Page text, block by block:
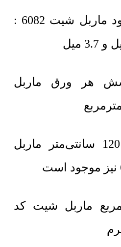
ضخامت موجود ماربل شیت 6082 :
هر ورق ماربل
ورق 60 در 120 سانتی‌متر ماربل
ماربل شیت کد